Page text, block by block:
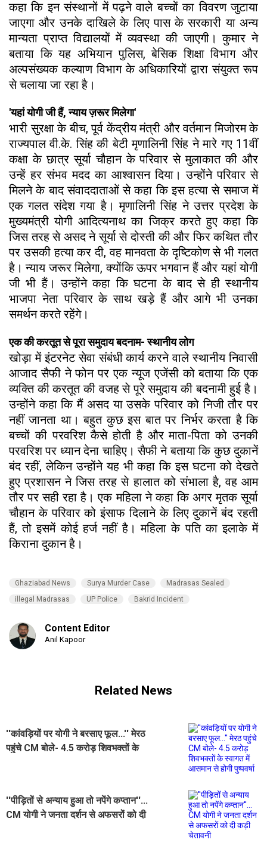
कहा कि इन संस्थानों में पढ़ने वाले बच्चों का विवरण जुटाया
जाएगा और उनके दाखिले के लिए पास के सरकारी या अन्य
मान्यता प्राप्त विद्यालयों में व्यवस्था की जाएगी। कुमार ने
बताया कि यह अभियान पुलिस, बेसिक शिक्षा विभाग और
अल्पसंख्यक कल्याण विभाग के अधिकारियों द्वारा संयुक्त रूप
से चलाया जा रहा है।
'यहां योगी जी हैं, न्याय ज़रूर मिलेगा'
भारी सुरक्षा के बीच, पूर्व केंद्रीय मंत्री और वर्तमान मिजोरम के
राज्यपाल वी.के. सिंह की बेटी मृणालिनी सिंह ने मारे गए 11वीं
कक्षा के छात्र सूर्या चौहान के परिवार से मुलाकात की और
उन्हें हर संभव मदद का आश्वासन दिया। उन्होंने परिवार से
मिलने के बाद संवाददाताओं से कहा कि इस हत्या से समाज में
एक गलत संदेश गया है। मृणालिनी सिंह ने उत्तर प्रदेश के
मुख्यमंत्री योगी आदित्यनाथ का जिक्र करते हुए कहा कि
जिस तरह से असद ने सूर्या से दोस्ती की और फिर कथित तौर
पर उसकी हत्या कर दी, वह मानवता के दृष्टिकोण से भी गलत
है। न्याय जरूर मिलेगा, क्योंकि ऊपर भगवान हैं और यहां योगी
जी भी हैं। उन्होंने कहा कि घटना के बाद से ही स्थानीय
भाजपा नेता परिवार के साथ खड़े हैं और आगे भी उनका
समर्थन करते रहेंगे।
एक की करतूत से पूरा समुदाय बदनाम- स्थानीय लोग
खोड़ा में इंटरनेट सेवा संबंधी कार्य करने वाले स्थानीय निवासी
आजाद सैफी ने फोन पर एक न्यूज एजेंसी को बताया कि एक
व्यक्ति की करतूत की वजह से पूरे समुदाय की बदनामी हुई है।
उन्होंने कहा कि मैं असद या उसके परिवार को निजी तौर पर
नहीं जानता था। बहुत कुछ इस बात पर निर्भर करता है कि
बच्चों की परवरिश कैसे होती है और माता-पिता को उनकी
परवरिश पर ध्यान देना चाहिए। सैफी ने बताया कि कुछ दुकानें
बंद रहीं, लेकिन उन्होंने यह भी कहा कि इस घटना को देखते
हुए प्रशासन ने जिस तरह से हालात को संभाला है, वह आम
तौर पर सही रहा है। एक महिला ने कहा कि अगर मृतक सूर्या
चौहान के परिवार को इंसाफ दिलाने के लिए दुकानें बंद रहती
हैं, तो इसमें कोई हर्ज नहीं है। महिला के पति का इलाके में
किराना दुकान है।
Ghaziabad News Surya Murder Case
Madrasas Sealed
illegal Madrasas
UP Police Bakrid Incident
Content Editor
Anil Kapoor
Related News
''कांवड़ियों पर योगी ने बरसाए फूल...'' मेरठ
पहुंचे CM बोले- 4.5 करोड़ शिवभक्तों के
''पीड़ितों से अन्याय हुआ तो नपेंगे कप्तान''...
CM योगी ने जनता दर्शन से अफसरों को दी